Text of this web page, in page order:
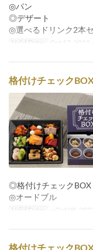
◎パン
◎デザート
◎選べるドリンク2本
Valid Dates Oct 17, 2022
格付けチェック
◎格付けチェックBOX
◎オードブル
Valid Dates ~ Oct 08,
格付けチェック